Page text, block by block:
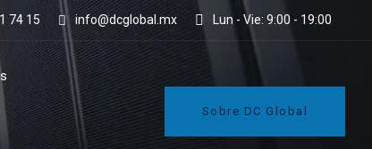
74 15 info@dcglobal.mx Lun - Vie: 9:00 - 19:00
Sobre DC Global